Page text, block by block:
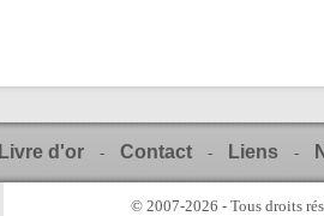
Livre d'or - Contact - Liens -
© 2007-2026 - Tous droits